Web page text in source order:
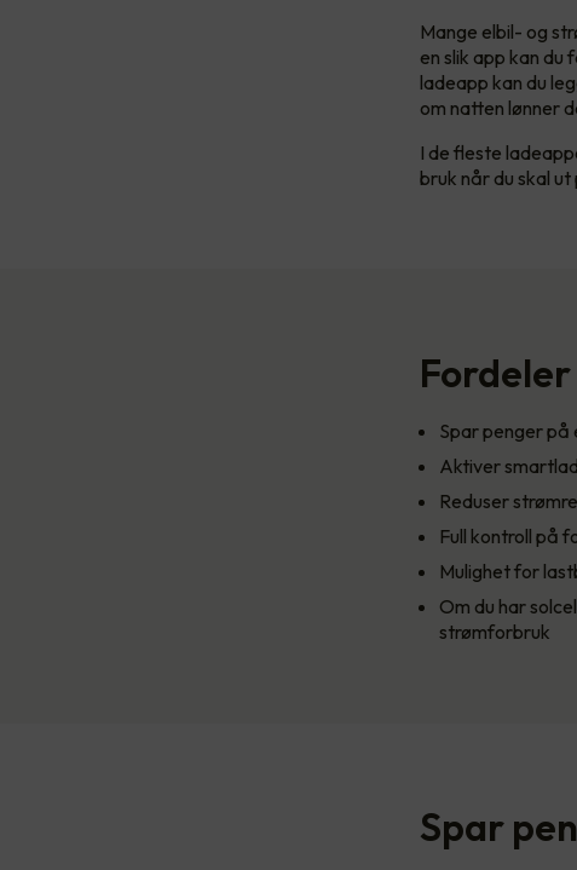
Mange elbil- og
en slik app kan
ladeapp kan du
om natten lønner
I de fleste
bruk når du skal
Spar penger på
Aktiver
Reduser
Full kontroll på
Mulighet for
Om du har
strømforbruk
Spar